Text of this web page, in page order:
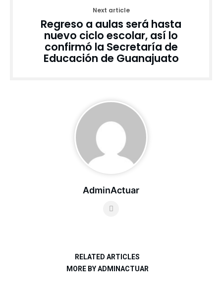
Next article
Regreso a aulas será hasta
nuevo ciclo escolar, así lo
confirmó la Secretaría de
Educación de Guanajuato
AdminActuar
RELATED ARTICLES
MORE BY ADMINACTUAR